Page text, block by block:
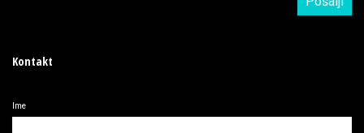
Kontakt
Ime